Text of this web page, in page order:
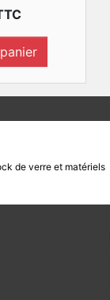
de verre et matériels